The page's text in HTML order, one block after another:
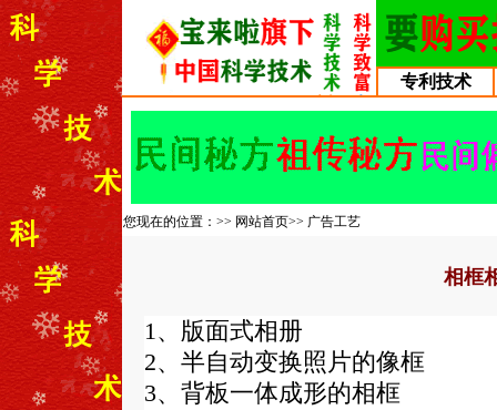
专利技术
您现在的位置：>> 网站首页>> 广告工艺
相框
1、版面式相册
2、半自动变换照片的像框
3、背板一体成形的相框